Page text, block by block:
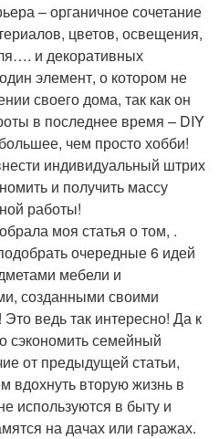
– органичное сочетание
цветов, освещения,
и декоративных
элемент, о котором не
своего дома, так как он
в последнее время – DIY
чем просто хобби!
индивидуальный штрих
и получить массу
работы!
моя статья о том, .
очередные 6 идей
мебели и
созданными своими
ведь так интересно! Да к
сэкономить семейный
от предыдущей статьи,
вдохнуть вторую жизнь в
используются в быту и
на дачах или гаражах.